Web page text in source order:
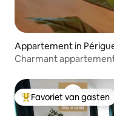
Appartement in
Charmant
Topfavoriet van gasten
Favoriet van gasten